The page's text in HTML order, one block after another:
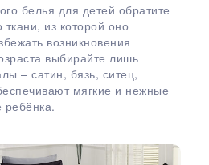
белья для детей обратите
из которой оно
возникновения
выбирайте лишь
– сатин, бязь, ситец,
мягкие и нежные
ребёнка.